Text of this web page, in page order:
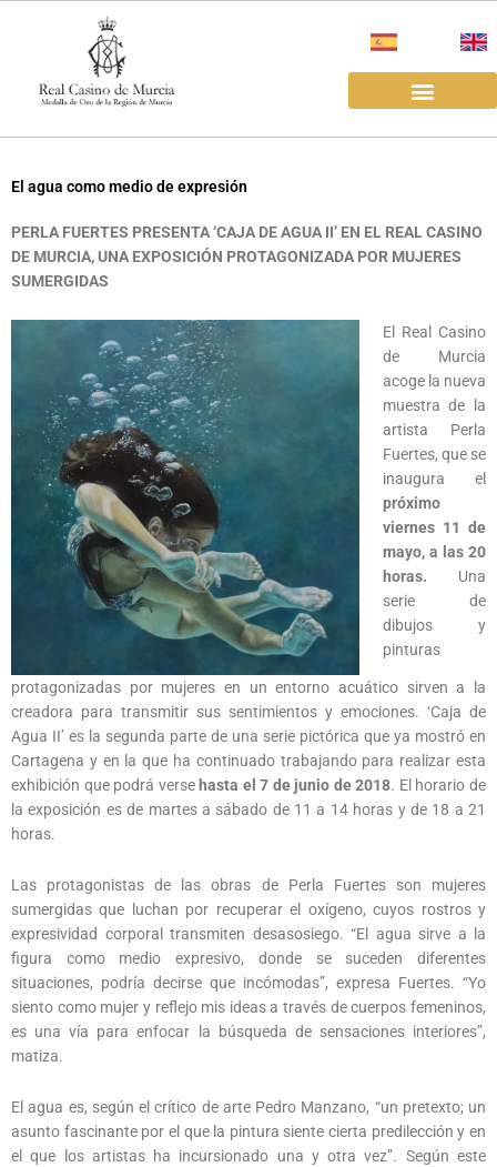
El agua como medio de expresión
PERLA FUERTES PRESENTA ‘CAJA DE AGUA II’ EN EL REAL CASINO
DE MURCIA, UNA EXPOSICIÓN PROTAGONIZADA POR MUJERES
SUMERGIDAS
El Real Casino
de Murcia
acoge la nueva
muestra de la
artista Perla
Fuertes, que se
inaugura el
próximo
viernes 11 de
mayo, a las 20
horas. Una
serie de
dibujos y
pinturas
protagonizadas por mujeres en un entorno acuático sirven a la
creadora para transmitir sus sentimientos y emociones. ‘Caja de
Agua II’ es la segunda parte de una serie pictórica que ya mostró en
Cartagena y en la que ha continuado trabajando para realizar esta
exhibición que podrá verse hasta el 7 de junio de 2018. El horario de
la exposición es de martes a sábado de 11 a 14 horas y de 18 a 21
horas.
Las protagonistas de las obras de Perla Fuertes son mujeres
sumergidas que luchan por recuperar el oxígeno, cuyos rostros y
expresividad corporal transmiten desasosiego. “El agua sirve a la
figura como medio expresivo, donde se suceden diferentes
situaciones, podría decirse que incómodas”, expresa Fuertes. “Yo
siento como mujer y reflejo mis ideas a través de cuerpos femeninos,
es una vía para enfocar la búsqueda de sensaciones interiores”,
matiza.
El agua es, según el crítico de arte Pedro Manzano, “un pretexto; un
asunto fascinante por el que la pintura siente cierta predilección y en
el que los artistas ha incursionado una y otra vez”. Según este